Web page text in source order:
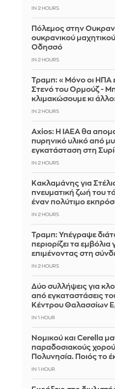
IN 2 HOURS
Πόλεμος στην
ουκρανικού
Οδησσό
IN 2 HOURS
Τραμπ: «Μόνο οι ΗΠΑ
Στενό του Ορμούζ -
κλιμακώσουμε κι
IN 2 HOURS
Axios: Η IAEA θα
πυρηνικό υλικό από
εγκατάσταση στη
IN 2 HOURS
Κακλαμάνης για
πνευματική ζωή του
έναν πολύτιμο
IN 2 HOURS
Τραμπ: Υπέγραψε
περιορίζει τα εμβόλια
επιμένοντας στη
IN 2 HOURS
Δύο συλλήψεις για
από εγκαταστάσεις
Κέντρου Θαλασσίων
IN 1 HOUR
Νομικού και Cerella
παραδοσιακούς
Πολυνησία. Ποιός το
IN 1 HOUR